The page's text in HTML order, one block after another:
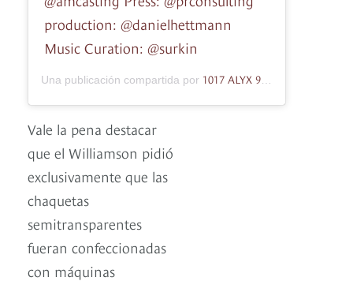
production: @danielhettmann
Music Curation: @surkin
Una publicación compartida por 1017 ALYX 9SM
Vale la pena destacar
que el Williamson pidió
exclusivamente que las
chaquetas
semitransparentes
fueran confeccionadas
con máquinas